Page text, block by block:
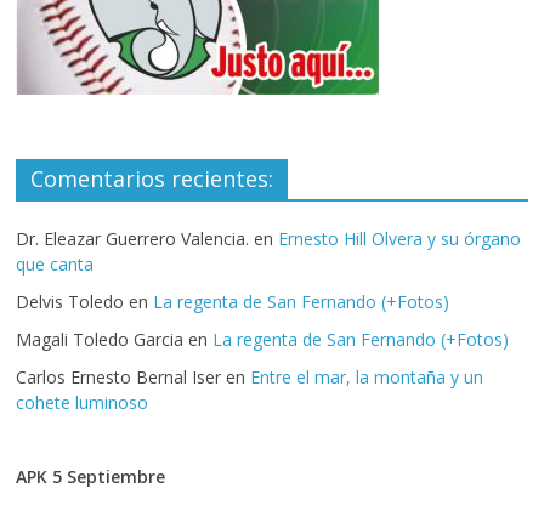
Comentarios recientes:
Dr. Eleazar Guerrero Valencia. en Ernesto Hill Olvera y su órgano
que canta
Delvis Toledo en La regenta de San Fernando (+Fotos)
Magali Toledo Garcia en La regenta de San Fernando (+Fotos)
Carlos Ernesto Bernal Iser en Entre el mar, la montaña y un
cohete luminoso
APK 5 Septiembre